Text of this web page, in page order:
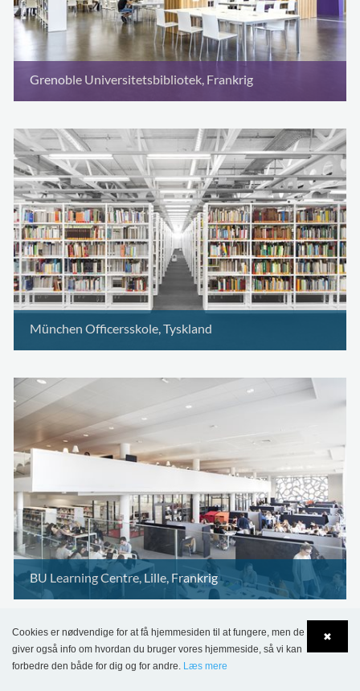
Grenoble Universitetsbibliotek, Frankrig
München Officersskole, Tyskland
BU Learning Centre, Lille, Frankrig
✖
Cookies er nødvendige for at få hjemmesiden til at fungere, men de
giver også info om hvordan du bruger vores hjemmeside, så vi kan
forbedre den både for dig og for andre. Læs mere